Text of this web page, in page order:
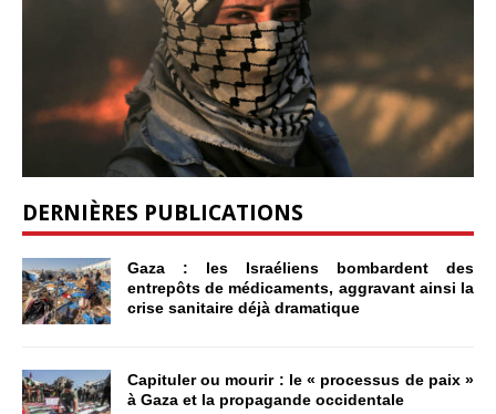
DERNIÈRES PUBLICATIONS
Gaza : les Israéliens bombardent des
entrepôts de médicaments, aggravant ainsi la
crise sanitaire déjà dramatique
Capituler ou mourir : le « processus de paix »
à Gaza et la propagande occidentale